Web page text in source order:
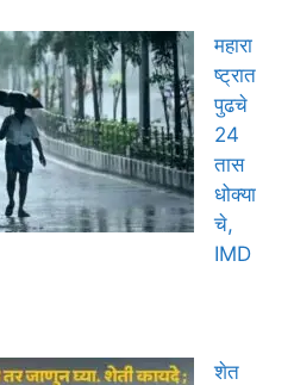
महारा
ष्ट्रात
पुढचे
24
तास
धोक्या
चे,
IMD
शेत